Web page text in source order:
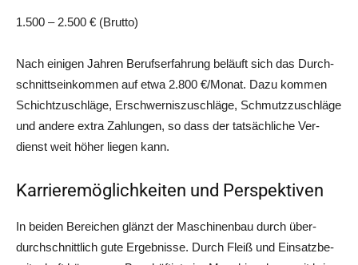
1.500 – 2.500 € (Brut­to)
Nach eini­gen Jah­ren Berufs­er­fah­rung beläuft sich das Durch­
schnitts­ein­kom­men auf etwa 2.800 €/Monat. Dazu kom­men
Schicht­zu­schlä­ge, Erschwer­nis­zu­schlä­ge, Schmutz­zu­schlä­ge
und ande­re extra Zah­lun­gen, so dass der tat­säch­li­che Ver­
dienst weit höher lie­gen kann.
Karrieremöglichkeiten und Perspektiven
In bei­den Berei­chen glänzt der Maschi­nen­bau durch über­
durch­schnitt­lich gute Ergeb­nis­se. Durch Fleiß und Ein­satz­be­